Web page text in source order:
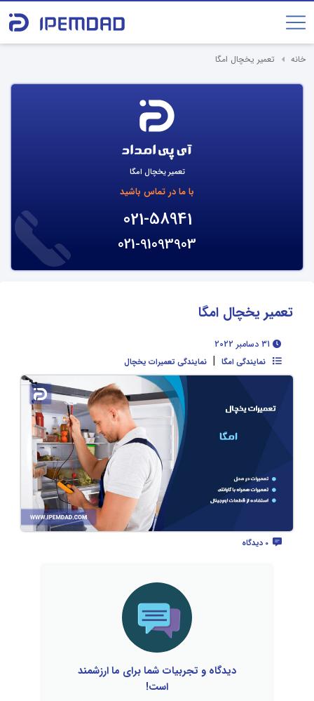
خانه تعمیر یخچال امگا
تعمیر یخچال امگا
با ما در تماس باشید
021-58941
021-91093903
تعمیر یخچال امگا
نمایندگی امگا | نمایندگی تعمیرات یخچال
دیدگاه و تجربیات شما برای ما ارزشمند
است!